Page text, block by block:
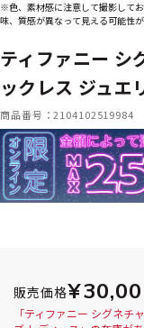
※色、素材感に注意して撮影して
味、質感が異なって見える可能性が
ティファニー シ
ックレス ジュエ
商品番号：2104102519984
販売価格
「ティファニー シグネチ